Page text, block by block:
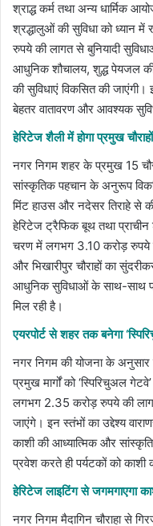
श्राद्ध कर्म तथा अन्य धार्मिक
श्रद्धालुओं की सुविधा को ध्यान
रुपये की लागत से बुनियादी
आधुनिक शौचालय, शुद्ध पेयजल की
की सुविधाएं विकसित की
बेहतर वातावरण और आवश्यक
हेरिटेज शैली में होगा प्रमुख
नगर निगम शहर के प्रमुख 15
सांस्कृतिक पहचान के अनुरूप
मिंट हाउस और नदेसर तिराहे से
हेरिटेज ट्रैफिक बूथ तथा
चरण में लगभग 3.10 करोड़ रुपये
और भिखारीपुर चौराहों का
आधुनिक सुविधाओं के साथ-साथ
मिल रही है।
एयरपोर्ट से शहर तक बनेगा
नगर निगम की योजना के अनुसार
प्रमुख मार्गों को ‘स्पिरिचुअल
लगभग 2.35 करोड़ रुपये की
जाएंगे। इन स्तंभों का उद्देश्य
काशी की आध्यात्मिक और
प्रवेश करते ही पर्यटकों को काशी
हेरिटेज लाइटिंग से जगमगाएगा
नगर निगम मैदागिन चौराहा से